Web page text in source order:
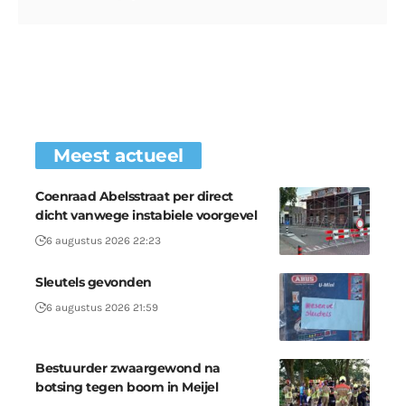
Meest actueel
Coenraad Abelsstraat per direct
dicht vanwege instabiele voorgevel
6 augustus 2026 22:23
Sleutels gevonden
6 augustus 2026 21:59
Bestuurder zwaargewond na
botsing tegen boom in Meijel